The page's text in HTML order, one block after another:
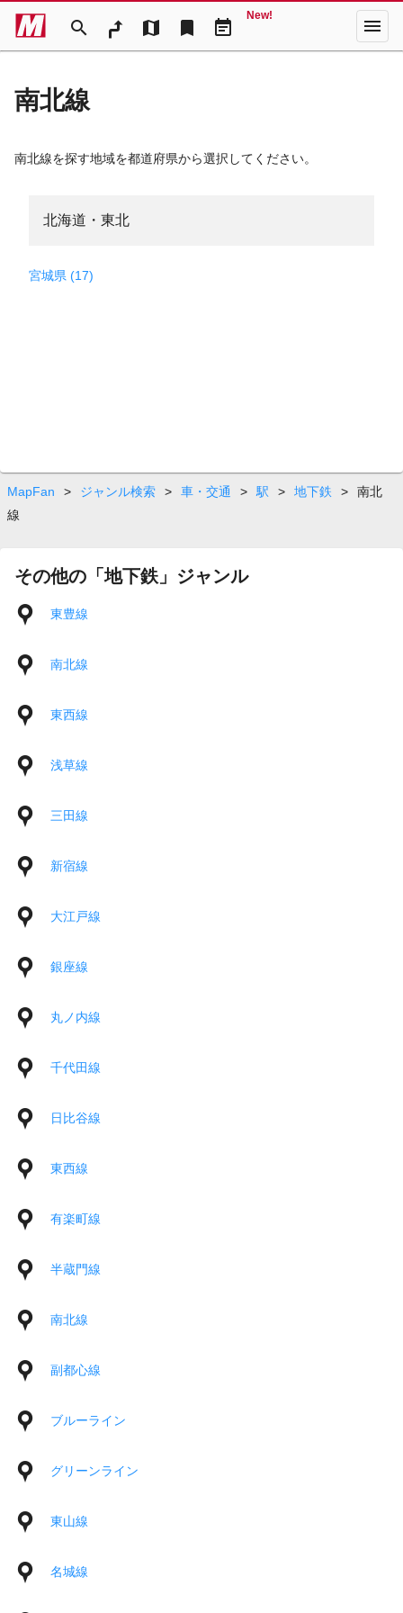
search map bookmark event_note
New! menu
南北線
南北線を探す地域を都道府県から選択してください。
北海道・東北
宮城県 (17)
MapFan > ジャンル検索 > 車・交通 > 駅 > 地下鉄 >
南北
線
その他の「地下鉄」ジャンル
東豊線
南北線
東西線
浅草線
三田線
新宿線
大江戸線
銀座線
丸ノ内線
千代田線
日比谷線
東西線
有楽町線
半蔵門線
南北線
副都心線
ブルーライン
グリーンライン
東山線
名城線